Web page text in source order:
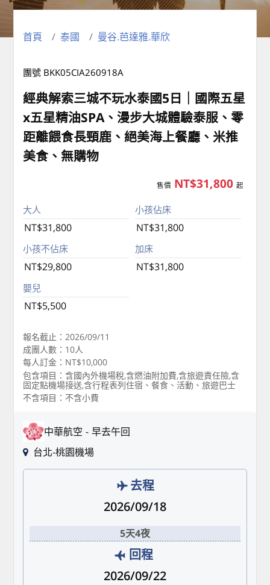
首頁 泰國 曼谷.芭達雅.華欣
團號 BKK05CIA260918A
經典解索三城不玩水泰國5日｜國際五星
x五星精油SPA、漫步大城體驗泰服、零
距離餵食長頸鹿、絕美海上餐廳、米推
美食、無購物
售價 NT$31,800 起
大人
NT$31,800
小孩佔床
NT$31,800
小孩不佔床
NT$29,800
加床
NT$31,800
嬰兒
NT$5,500
報名截止：2026/09/11
成團人數：10人
每人訂金：NT$10,000
包含項目：含國內外機場稅,含燃油附加費,含旅遊責任險,含
固定點機場接送,含行程表列住宿、餐食、活動、旅遊巴士
不含項目：不含小費
中華航空
早去午回
台北-桃園機場
去程
2026/09/18
5天4夜
回程
2026/09/22